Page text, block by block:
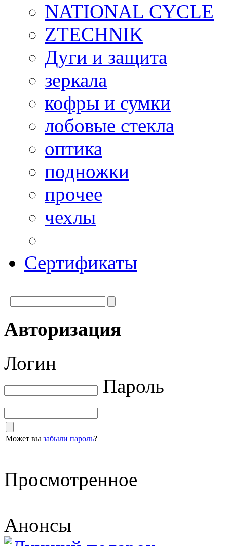
NATIONAL CYCLE
ZTECHNIK
Дуги и защита
зеркала
кофры и сумки
лобовые стекла
оптика
подножки
прочее
чехлы
Сертификаты
Авторизация
Логин
Пароль
Может вы забыли пароль?
Просмотренное
Анонсы